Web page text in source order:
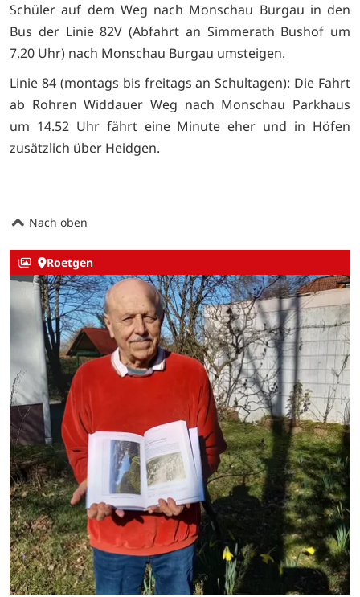
Schüler auf dem Weg nach Monschau Burgau in den
Bus der Linie 82V (Abfahrt an Simmerath Bushof um
7.20 Uhr) nach Monschau Burgau umsteigen.
Linie 84 (montags bis freitags an Schultagen): Die Fahrt
ab Rohren Widdauer Weg nach Monschau Parkhaus
um 14.52 Uhr fährt eine Minute eher und in Höfen
zusätzlich über Heidgen.
Nach oben
Roetgen